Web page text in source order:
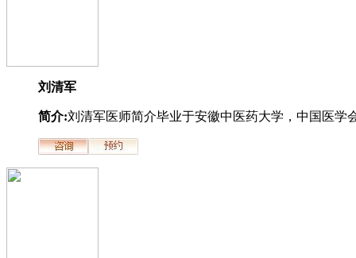
刘清军
简介:刘清军医师简介毕业于安徽中医药大学，中国医学